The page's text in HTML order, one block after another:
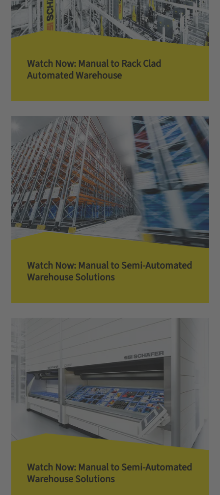
Watch Now: Manual to Rack Clad
Automated Warehouse
Watch Now: Manual to Semi-Automated
Warehouse Solutions
Watch Now: Manual to Semi-Automated
Warehouse Solutions